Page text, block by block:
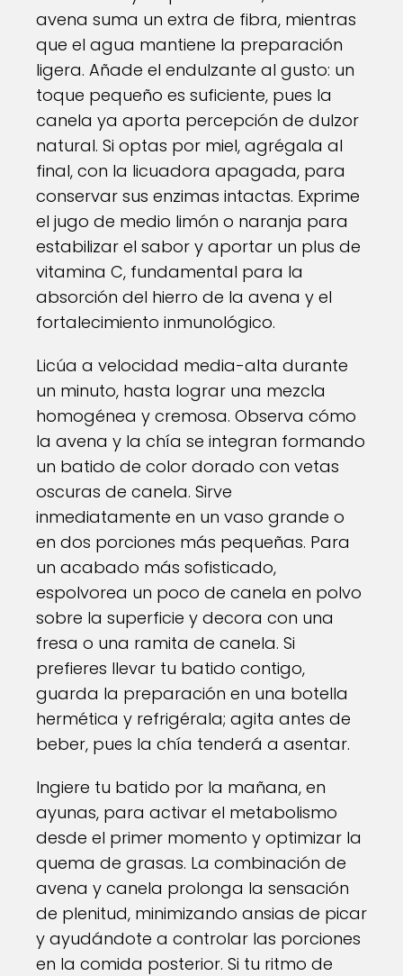
avena suma un extra de fibra, mientras
que el agua mantiene la preparación
ligera. Añade el endulzante al gusto: un
toque pequeño es suficiente, pues la
canela ya aporta percepción de dulzor
natural. Si optas por miel, agrégala al
final, con la licuadora apagada, para
conservar sus enzimas intactas. Exprime
el jugo de medio limón o naranja para
estabilizar el sabor y aportar un plus de
vitamina C, fundamental para la
absorción del hierro de la avena y el
fortalecimiento inmunológico.
Licúa a velocidad media-alta durante
un minuto, hasta lograr una mezcla
homogénea y cremosa. Observa cómo
la avena y la chía se integran formando
un batido de color dorado con vetas
oscuras de canela. Sirve
inmediatamente en un vaso grande o
en dos porciones más pequeñas. Para
un acabado más sofisticado,
espolvorea un poco de canela en polvo
sobre la superficie y decora con una
fresa o una ramita de canela. Si
prefieres llevar tu batido contigo,
guarda la preparación en una botella
hermética y refrigérala; agita antes de
beber, pues la chía tenderá a asentar.
Ingiere tu batido por la mañana, en
ayunas, para activar el metabolismo
desde el primer momento y optimizar la
quema de grasas. La combinación de
avena y canela prolonga la sensación
de plenitud, minimizando ansias de picar
y ayudándote a controlar las porciones
en la comida posterior. Si tu ritmo de